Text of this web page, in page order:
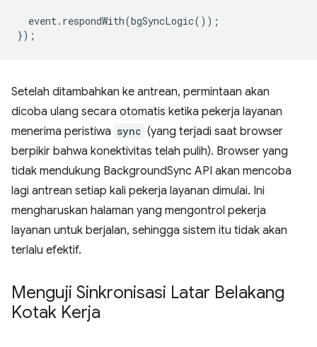
event. respondWith(bgSyncLogic());
});
Setelah ditambahkan ke antrean, permintaan akan
dicoba ulang secara otomatis ketika pekerja layanan
menerima peristiwa sync (yang terjadi saat browser
berpikir bahwa konektivitas telah pulih). Browser yang
tidak mendukung BackgroundSync API akan mencoba
lagi antrean setiap kali pekerja layanan dimulai. Ini
mengharuskan halaman yang mengontrol pekerja
layanan untuk berjalan, sehingga sistem itu tidak akan
terlalu efektif.
Menguji Sinkronisasi Latar Belakang
Kotak Kerja